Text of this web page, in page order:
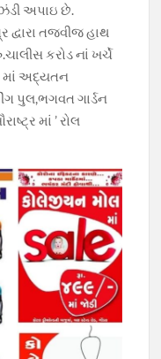
ઝંડી અપાઇ છે.
દ્વારા તજવીજ હાથ
કરોડ નાં ખર્ચે
માં અદ્યતન
પુલ,ભગવત ગાર્ડન
માં ’ રોલ